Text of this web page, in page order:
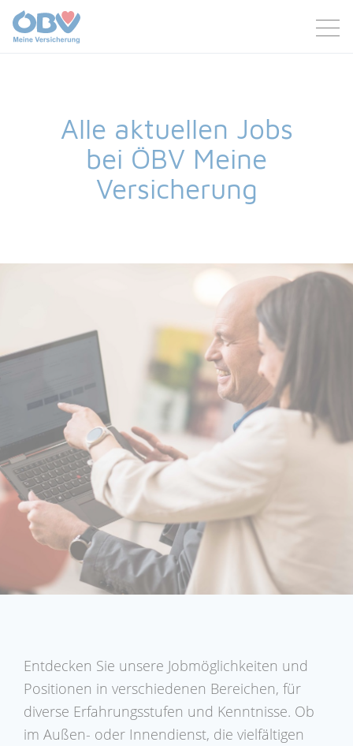
Alle aktuellen Jobs
bei ÖBV Meine
Versicherung
Entdecken Sie unsere Jobmöglichkeiten und
Positionen in verschiedenen Bereichen, für
diverse Erfahrungsstufen und Kenntnisse. Ob
im Außen- oder Innendienst, die vielfältigen